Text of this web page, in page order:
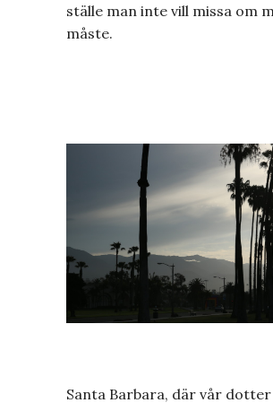
ställe man inte vill missa om
måste.
Santa Barbara, där vår dotter